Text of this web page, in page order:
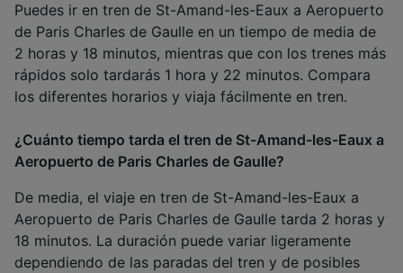
Puedes ir en tren de St-Amand-les-Eaux a Aeropuerto
de Paris Charles de Gaulle en un tiempo de media de
2 horas y 18 minutos, mientras que con los trenes más
rápidos solo tardarás 1 hora y 22 minutos. Compara
los diferentes horarios y viaja fácilmente en tren.
¿Cuánto tiempo tarda el tren de St-Amand-les-Eaux a
Aeropuerto de Paris Charles de Gaulle?
De media, el viaje en tren de St-Amand-les-Eaux a
Aeropuerto de Paris Charles de Gaulle tarda 2 horas y
18 minutos. La duración puede variar ligeramente
dependiendo de las paradas del tren y de posibles